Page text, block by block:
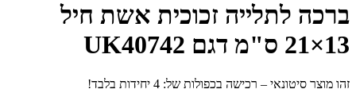
ברכה לתלייה זכוכית אשת חיל
13×21 ס"מ דגם UK40742
זהו מוצר סיטונאי – רכישה בכפולות של: 4 יחידות בלבד!